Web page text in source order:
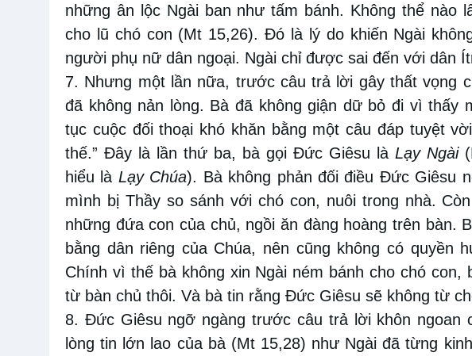
những ân lộc Ngài ban như tấm bánh. Không thể nào
cho lũ chó con (Mt 15,26). Đó là lý do khiến Ngài
người phụ nữ dân ngoại. Ngài chỉ được sai đến với dân
7. Nhưng một lần nữa, trước câu trả lời gây thất vọng
đã không nản lòng. Bà đã không giận dữ bỏ đi vì thấy
tục cuộc đối thoại khó khăn bằng một câu đáp tuyệt
thế.” Đây là lần thứ ba, bà gọi Đức Giêsu làLạy Ngài
hiểu là Lạy Chúa). Bà không phản đối điều Đức Giêsu
mình bị Thầy so sánh với chó con, nuôi trong nhà.
những đứa con của chủ, ngồi ăn đàng hoàng trên bàn.
bằng dân riêng của Chúa, nên cũng không có quyền
Chính vì thế bà không xin Ngài ném bánh cho chó con,
từ bàn chủ thôi. Và bà tin rằng Đức Giêsu sẽ không từ
8. Đức Giêsu ngỡ ngàng trước câu trả lời khôn ngoan
lòng tin lớn lao của bà (Mt 15,28) như Ngài đã từng